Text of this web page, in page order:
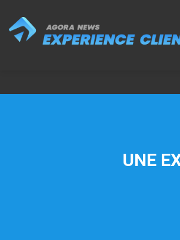
UNE